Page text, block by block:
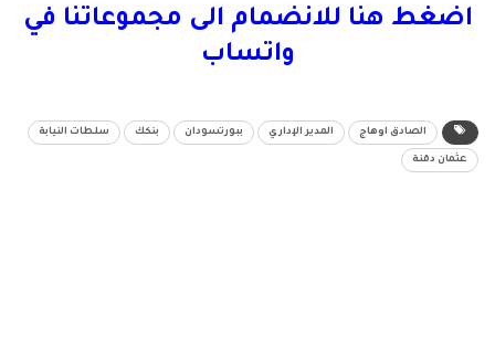
اضغط هنا للانضمام الى مجموعاتنا في
واتساب
الصادق اوهاج المدير الإداري ببورتسودان بنكك سلطات النيابة
عثمان دقنة